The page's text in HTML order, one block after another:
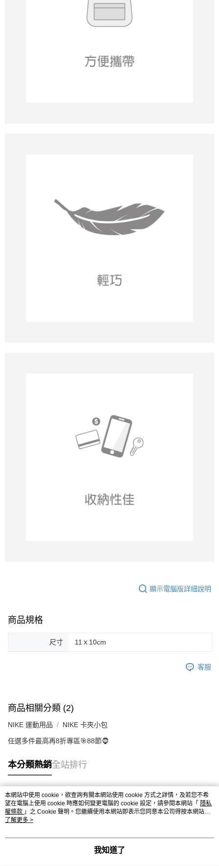
顯示電腦版詳細說明
商品規格
尺寸 11ｘ10cm
客服
商品相關分類 (2)
NIKE 運動用品 NIKE 卡夾小包
任選多件最高再8折專區🎯88節🧔
本分類熱銷全站排行
熱門標籤
本網站中使用 cookie，欲查詢有關本網站使用 cookie 方式之詳情，及若您不希
望在電腦上使用 cookie 時應如何變更電腦的 cookie 設定，請參閱本網站「 隱私
權條款 」之 Cookie 聲明。您繼續使用本網站即表示您同意本公司得按本網站使
用條款之 Cookie 聲明使用 cookie。
了解更多 >
我知道了